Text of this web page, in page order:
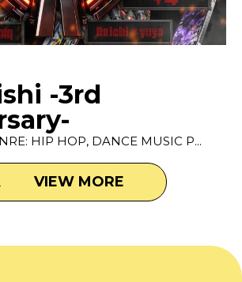
-3rd
HIP HOP, DANCE MUSIC P...
VIEW MORE